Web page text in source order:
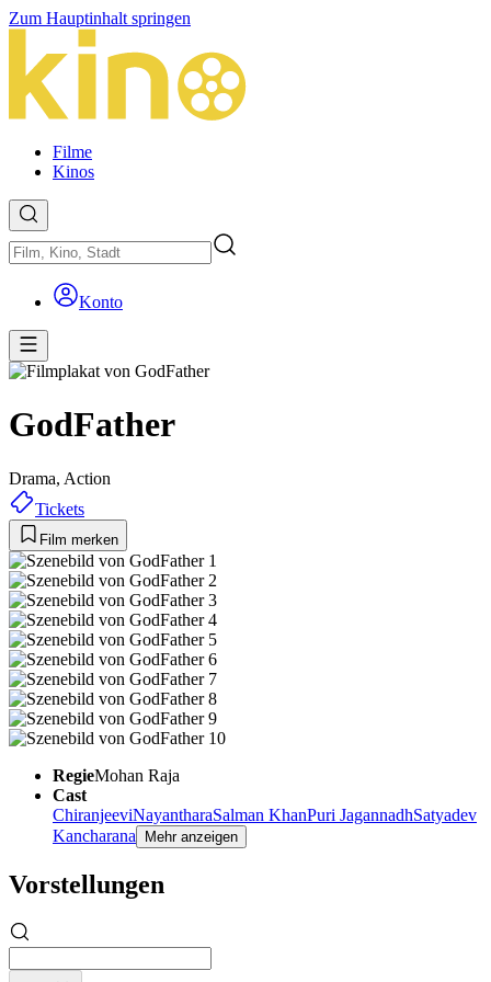
Zum Hauptinhalt springen
Filme
Kinos
Konto
GodFather
Drama, Action
Tickets
Film merken
RegieMohan Raja
Cast
ChiranjeeviNayantharaSalman KhanPuri JagannadhSatyadev
Kancharana
Mehr anzeigen
Vorstellungen